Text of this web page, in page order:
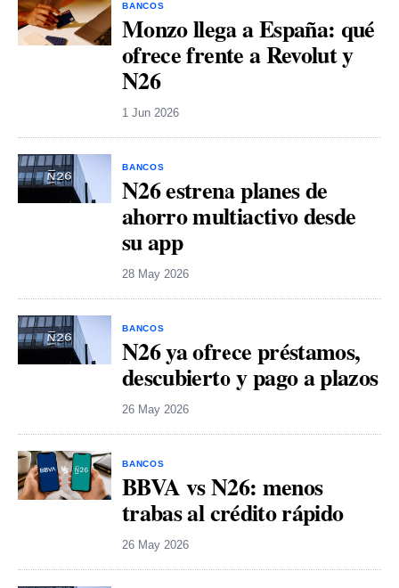
BANCOS
Monzo llega a España: qué
ofrece frente a Revolut y
N26
1 Jun 2026
BANCOS
N26 estrena planes de
ahorro multiactivo desde
su app
28 May 2026
BANCOS
N26 ya ofrece préstamos,
descubierto y pago a plazos
26 May 2026
BANCOS
BBVA vs N26: menos
trabas al crédito rápido
26 May 2026